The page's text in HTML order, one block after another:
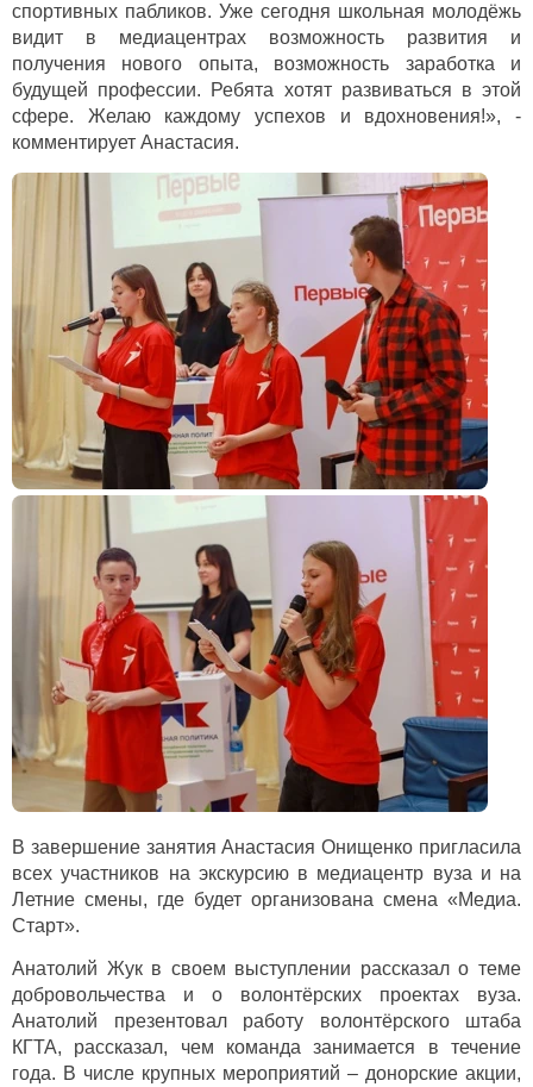
спортивных пабликов. Уже сегодня школьная молодёжь
видит в медиацентрах возможность развития и
получения нового опыта, возможность заработка и
будущей профессии. Ребята хотят развиваться в этой
сфере. Желаю каждому успехов и вдохновения!», -
комментирует Анастасия.
В завершение занятия Анастасия Онищенко пригласила
всех участников на экскурсию в медиацентр вуза и на
Летние смены, где будет организована смена «Медиа.
Старт».
Анатолий Жук в своем выступлении рассказал о теме
добровольчества и о волонтёрских проектах вуза.
Анатолий презентовал работу волонтёрского штаба
КГТА, рассказал, чем команда занимается в течение
года. В числе крупных мероприятий – донорские акции,